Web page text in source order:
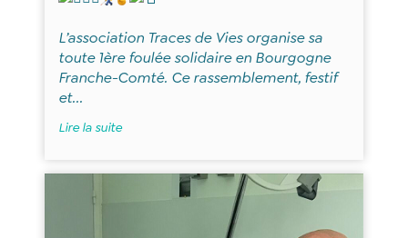
L’association Traces de Vies organise sa
toute 1ère foulée solidaire en Bourgogne
Franche-Comté. Ce rassemblement, festif
et...
Lire la suite